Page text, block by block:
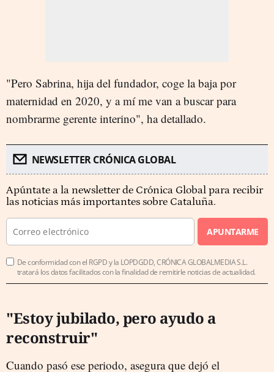
"Pero Sabrina, hija del fundador, coge la baja por
maternidad en 2020, y a mí me van a buscar para
nombrarme gerente interino", ha detallado.
NEWSLETTER CRÓNICA GLOBAL
Apúntate a la newsletter de Crónica Global para recibir
las noticias más importantes sobre Cataluña.
APUNTARME
De conformidad con el RGPD y la LOPDGDD, CRÓNICA GLOBALMEDIA S.L.
tratará los datos facilitados con la finalidad de remitirle noticias de actualidad.
"Estoy jubilado, pero ayudo a
reconstruir"
Cuando pasó ese periodo, asegura que dejó el